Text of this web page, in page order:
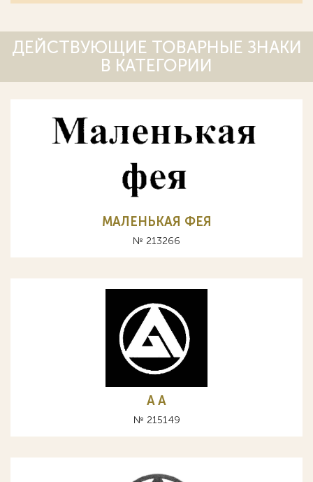
ДЕЙСТВУЮЩИЕ ТОВАРНЫЕ ЗНАКИ
В КАТЕГОРИИ
МАЛЕНЬКАЯ ФЕЯ
№ 213266
A А
№ 215149